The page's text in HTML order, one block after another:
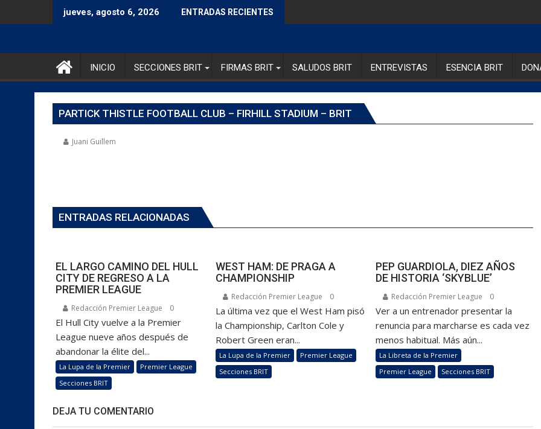
jueves, agosto 6, 2026 ENTRADAS RECIENTES
INICIO SECCIONES BRIT FIRMAS BRIT SALUDOS BRIT ENTREVISTAS ESENCIA BRIT
PARTICK THISTLE FOOTBALL CLUB – FIRHILL STADIUM – BRIT
Juani Guillem
ENTRADAS RELACIONADAS
EL LARGO CAMINO DEL HULL
CITY DE REGRESO A LA
PREMIER LEAGUE
Redacción Premier League 0
El Hull City vuelve a la Premier
League nueve años después de
abandonar la élite del...
La Lupa de la Premier
Premier League
Secciones BRIT
WEST HAM: DE PRAGA A
CHAMPIONSHIP
Redacción Premier League 0
La última vez que el West Ham pisó
la Championship, Carlton Cole y
Robert Green eran...
La Lupa de la Premier
Premier League
Secciones BRIT
PEP GUARDIOLA, DIEZ AÑOS
DE HISTORIA ‘SKYBLUE’
Redacción Premier League 0
Ver a un entrenador presentar la
renuncia para marcharse es cada vez
menos habitual. Más aún...
La Libreta de la Premier
Premier League
Secciones BRIT
DEJA TU COMENTARIO